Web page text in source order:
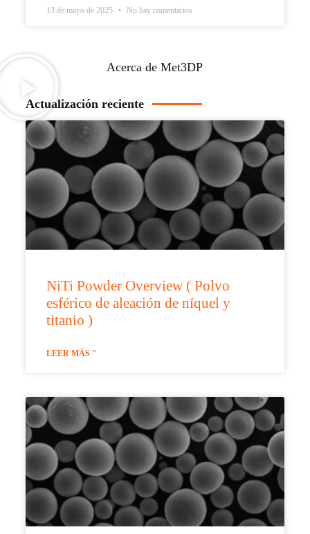
13 de mayo de 2025 No hay comentarios
Acerca de Met3DP
Actualización reciente
NiTi Powder Overview ( Polvo
esférico de aleación de níquel y
titanio )
LEER MÁS "